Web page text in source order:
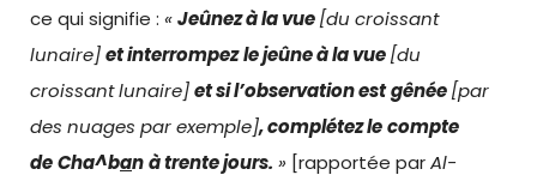
ce qui signifie : «Jeûnez à la vue[du croissant
lunaire]etinterrompezle jeûneà la vue[du
croissant lunaire]etsil’observationestgênée[par
des nuages par exemple], complétezlecompte
deCha^banà trente jours. » [rapportée parAl-